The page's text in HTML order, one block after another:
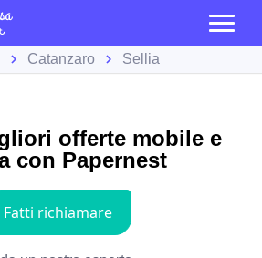
Catanzaro Sellia